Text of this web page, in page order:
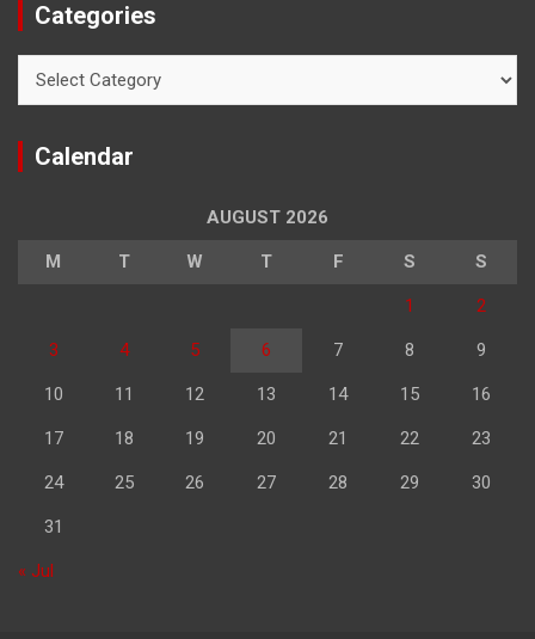
Categories
Calendar
AUGUST 2026
M T W T F S S
1 2
3 4 5 6 7 8 9
10 11 12 13 14 15 16
17 18 19 20 21 22 23
24 25 26 27 28 29 30
31
« Jul